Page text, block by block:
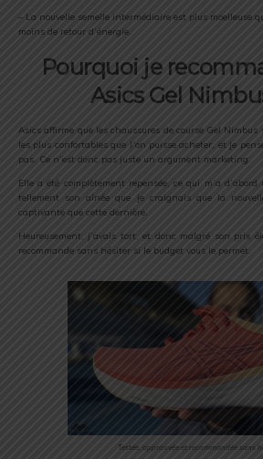
– La nouvelle semelle intermédiaire est plus moelleuse
moins de retour d’énergie.
Pourquoi je
Asics Gel
Asics affirme que les chaussures de course Gel Nimbus
les plus confortables que l’on puisse acheter, et je
pas. Ce n’est donc pas juste un argument marketing.
Elle a été complètement repensée, ce qui m’a
tellement son aînée que je craignais que la
captivante que cette dernière.
Heureusement, j’avais tort, et donc malgré son prix
recommande sans hésiter si le budget vous le permet.
Testée, approuvée et recommandée sans